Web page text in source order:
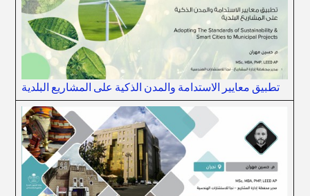
تطبيق معايير الاستدامة والمدن الذكية على المشاريع البلدية